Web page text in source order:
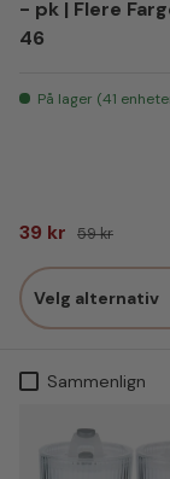
- pk | Flere
46
På lager (41
Salgspris
39 kr Vanlig pris
59 kr
Velg alternativ
Sammenlign